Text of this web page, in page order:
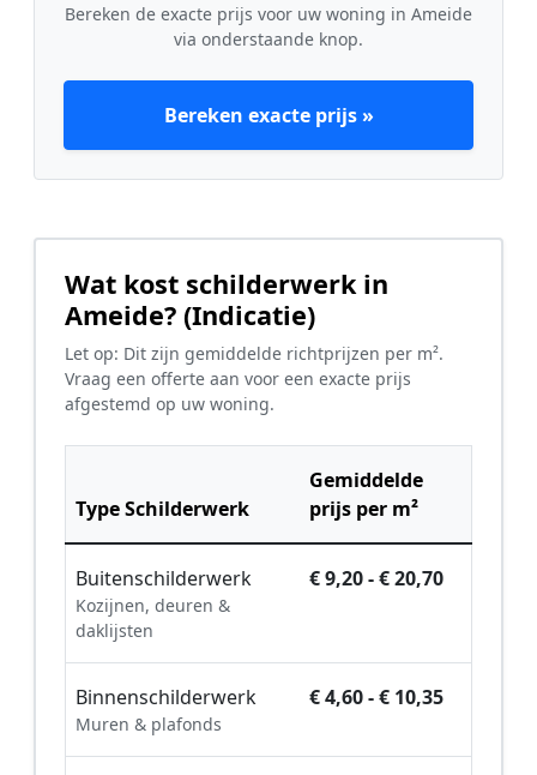
Bereken de exacte prijs voor uw woning in Ameide
via onderstaande knop.
Bereken exacte prijs »
Wat kost schilderwerk in
Ameide? (Indicatie)
Let op: Dit zijn gemiddelde richtprijzen per m².
Vraag een offerte aan voor een exacte prijs
afgestemd op uw woning.
Type Schilderwerk
Gemiddelde
prijs per m²
Buitenschilderwerk
Kozijnen, deuren &
daklijsten
€ 9,20 - € 20,70
Binnenschilderwerk
Muren & plafonds
€ 4,60 - € 10,35